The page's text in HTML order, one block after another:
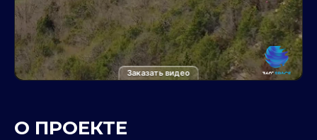
Заказать видео
О ПРОЕКТЕ